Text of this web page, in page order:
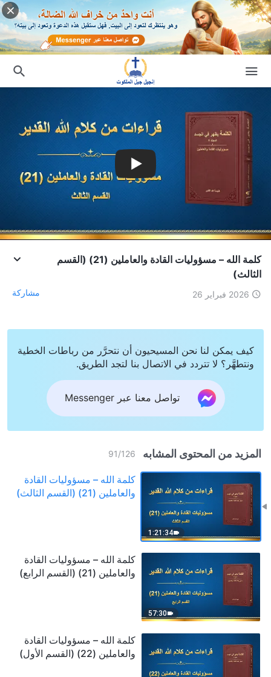
كلمة الله – مسؤوليات القادة والعاملين (21) (القسم
الثالث)
2026 فبراير 26 مشاركة
كيف يمكن لنا نحن المسيحيون أن نتحرَّر من رباطات الخطية
ونتطهَّر؟ لا تتردد في الاتصال بنا لتجد الطريق.
تواصل معنا عبر Messenger
المزيد من المحتوى المشابه 91/126
1:21:34
كلمة الله – مسؤوليات القادة
والعاملين (21) (القسم الثالث)
57:30
كلمة الله – مسؤوليات القادة
والعاملين (21) (القسم الرابع)
كلمة الله – مسؤوليات القادة
والعاملين (22) (القسم الأول)